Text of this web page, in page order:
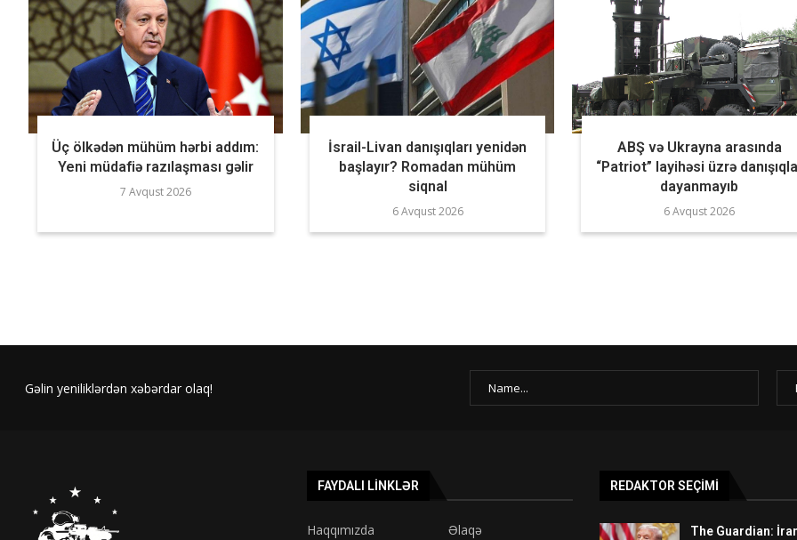
Üç ölkədən mühüm hərbi addım:
Yeni müdafiə razılaşması gəlir
7 Avqust 2026
İsrail-Livan danışıqları yenidən
başlayır? Romadan mühüm
siqnal
6 Avqust 2026
ABŞ və Ukrayna arasında
“Patriot” layihəsi üzrə
dayanmayıb
6 Avqust 2026
Gəlin yeniliklərdən xəbərdar olaq!
FAYDALI LINKLƏR
Haqqımızda
Əlaqə
REDAKTOR SEÇIMI
The Guardian: